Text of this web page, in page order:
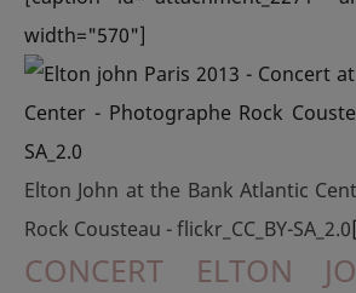
width="570"]
Elton John at the Bank Atlantic
Rock Cousteau - flickr_CC_BY-SA_2.0
CONCERT ELTON